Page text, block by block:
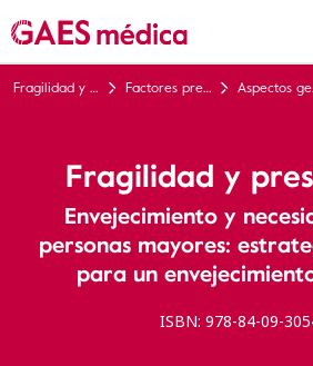
Fragilidad y presbiacusia Factores predisponentes vinculados a la presbiacusia y a los trastornos del equilibrio
Fragilidad y
Envejecimiento y
personas mayores:
para un
ISBN: 978-84-09-